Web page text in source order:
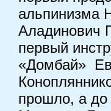
альпинизма
Аладинович
первый
«Домбай»
прошло, а до